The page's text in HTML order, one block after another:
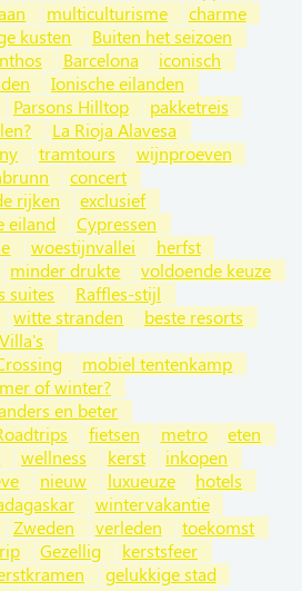
multiculturisme
charme
kusten
Buiten het seizoen
Barcelona
iconisch
Ionische eilanden
Parsons Hilltop
pakketreis
La Rioja Alavesa
tramtours
wijnproeven
concert
rijken
exclusief
eiland
Cypressen
woestijnvallei
herfst
minder drukte
voldoende keuze
suites
Raffles-stijl
witte stranden
beste resorts
Villa's
mobiel tentenkamp
of winter?
en beter
fietsen metro
eten
wellness kerst
inkopen
nieuw luxueuze
hotels
wintervakantie
Zweden verleden
toekomst
Gezellig
kerstsfeer
gelukkige stad